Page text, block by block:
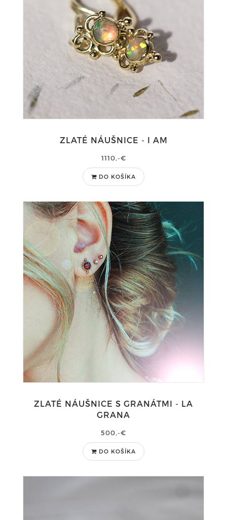
ZLATÉ NÁUŠNICE - I AM
1110,-€
DO KOŠÍKA
ZLATÉ NÁUŠNICE S GRANÁTMI - LA
GRANA
500,-€
DO KOŠÍKA